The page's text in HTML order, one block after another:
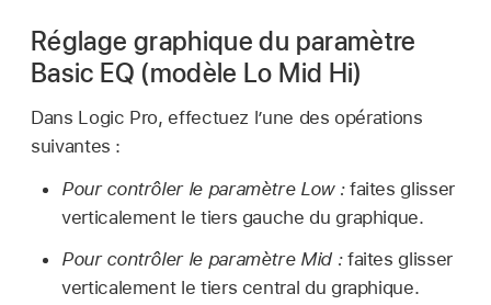
Réglage graphique du paramètre
Basic EQ (modèle Lo Mid Hi)
Dans Logic Pro, effectuez l’une des opérations
suivantes :
Pour contrôler le paramètre Low :faites glisser
verticalement le tiers gauche du graphique.
Pour contrôler le paramètre Mid :faites glisser
verticalement le tiers central du graphique.